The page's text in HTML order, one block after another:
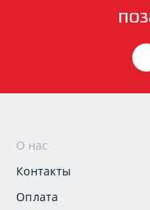
О нас
Контакты
Оплата